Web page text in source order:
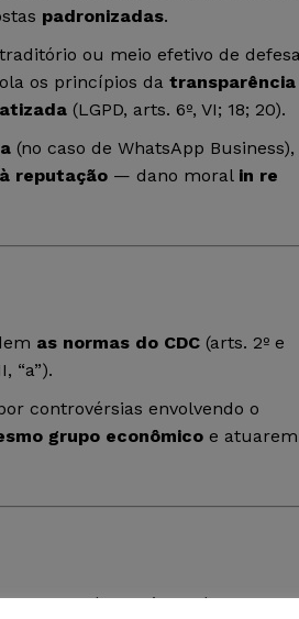
padronizadas.
ou meio efetivo de
os princípios da transparência
(LGPD, arts. 6º, VI; 18; 20).
(no caso de WhatsApp Business),
reputação — dano moral in re
as normas do CDC (arts. 2º e
“a”).
controvérsias envolvendo o
grupo econômico e atuarem
prova de uso irregular, e sem